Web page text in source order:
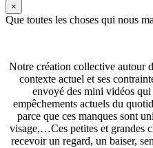
×
Que toutes les choses qui nous
Notre création collective autour
contexte actuel et ses
envoyé des mini vidéos
empêchements actuels du
parce que ces manques sont
visage,…Ces petites et grandes
recevoir un regard, un baiser,